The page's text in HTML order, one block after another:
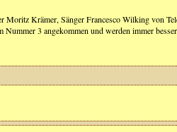
Krämer, Sänger Francesco Wilking von
3 angekommen und werden immer